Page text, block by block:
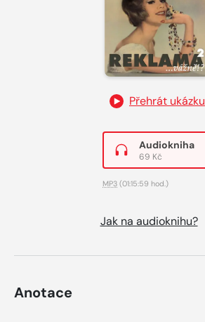
Přehrát ukázku
Audiokniha
69 Kč
MP3 (01:15:59 hod.)
Jak na audioknihu?
Anotace